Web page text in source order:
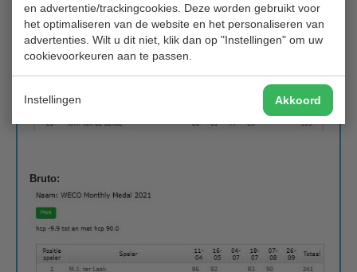
en advertentie/trackingcookies. Deze worden gebruikt voor
het optimaliseren van de website en het personaliseren van
advertenties. Wilt u dit niet, klik dan op "Instellingen" om uw
cookievoorkeuren aan te passen.
Instellingen Akkoord
Bruto: